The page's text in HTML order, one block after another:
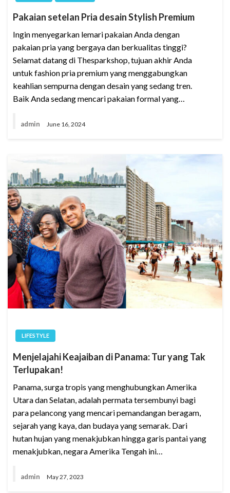
Pakaian setelan Pria desain Stylish Premium
Ingin menyegarkan lemari pakaian Anda dengan
pakaian pria yang bergaya dan berkualitas tinggi?
Selamat datang di Thesparkshop, tujuan akhir Anda
untuk fashion pria premium yang menggabungkan
keahlian sempurna dengan desain yang sedang tren.
Baik Anda sedang mencari pakaian formal yang…
admin June 16, 2024
LIFESTYLE
Menjelajahi Keajaiban di Panama: Tur yang Tak
Terlupakan!
Panama, surga tropis yang menghubungkan Amerika
Utara dan Selatan, adalah permata tersembunyi bagi
para pelancong yang mencari pemandangan beragam,
sejarah yang kaya, dan budaya yang semarak. Dari
hutan hujan yang menakjubkan hingga garis pantai yang
menakjubkan, negara Amerika Tengah ini…
admin May 27, 2023